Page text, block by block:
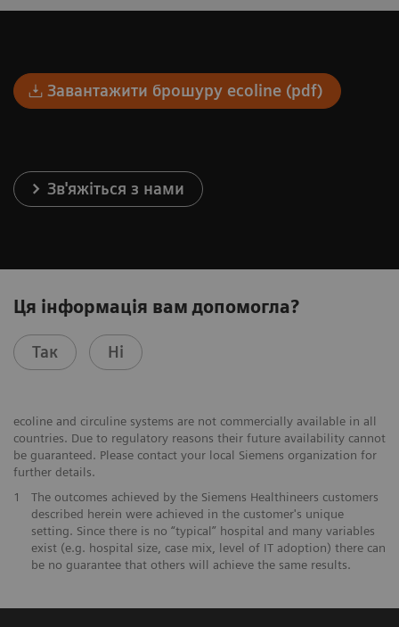
Завантажити брошуру ecoline (pdf)
Зв'яжіться з нами
Ця інформація вам допомогла?
Так Ні
ecoline and circuline systems are not commercially available in all
countries. Due to regulatory reasons their future availability cannot
be guaranteed. Please contact your local Siemens organization for
further details.
1
The outcomes achieved by the Siemens Healthineers customers
described herein were achieved in the customer's unique
setting. Since there is no “typical” hospital and many variables
exist (e.g. hospital size, case mix, level of IT adoption) there can
be no guarantee that others will achieve the same results.